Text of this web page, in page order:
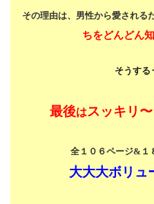
その理由は、男性から愛される
ちをどんどん
そうする
最後はスッキリ〜
全１０６ページ&１
大大大ボリュ